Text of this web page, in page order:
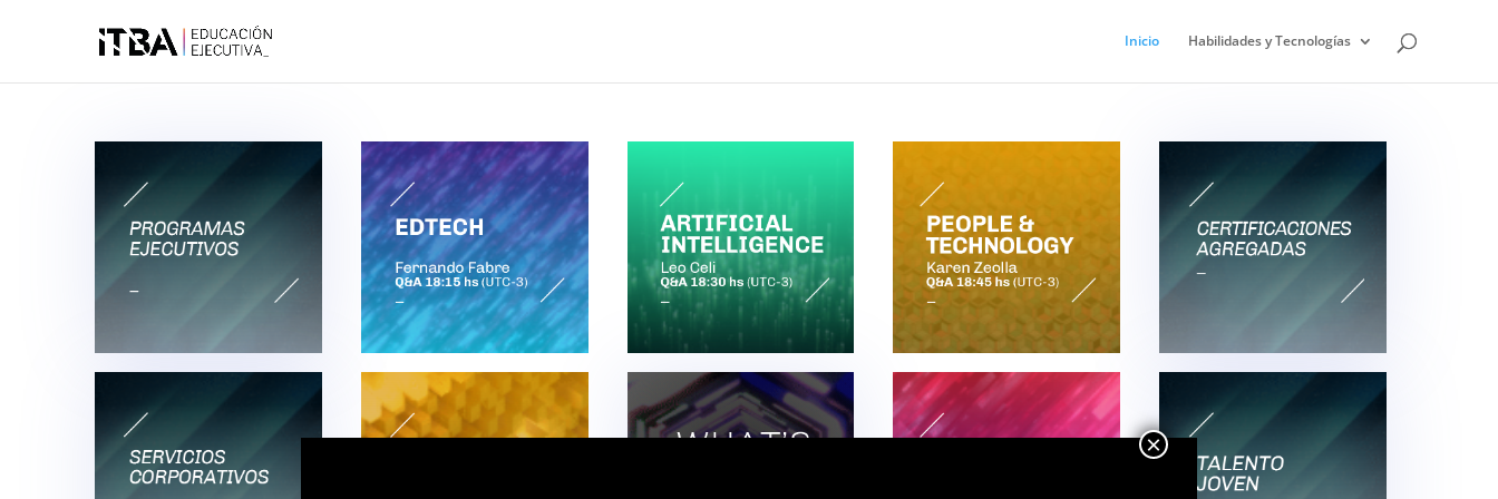
Inicio Habilidades y Tecnologías
×